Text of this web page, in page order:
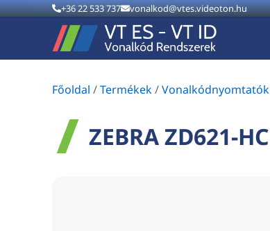
+36 22 533 737 vonalkod@vtes.videoton.hu
Főoldal /Termékek/Vonalkódnyomtatók
ZEBRA ZD621-HC